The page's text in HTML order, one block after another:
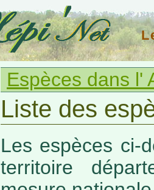
Espèces dans l'
Liste des
Les espèces ci-
territoire